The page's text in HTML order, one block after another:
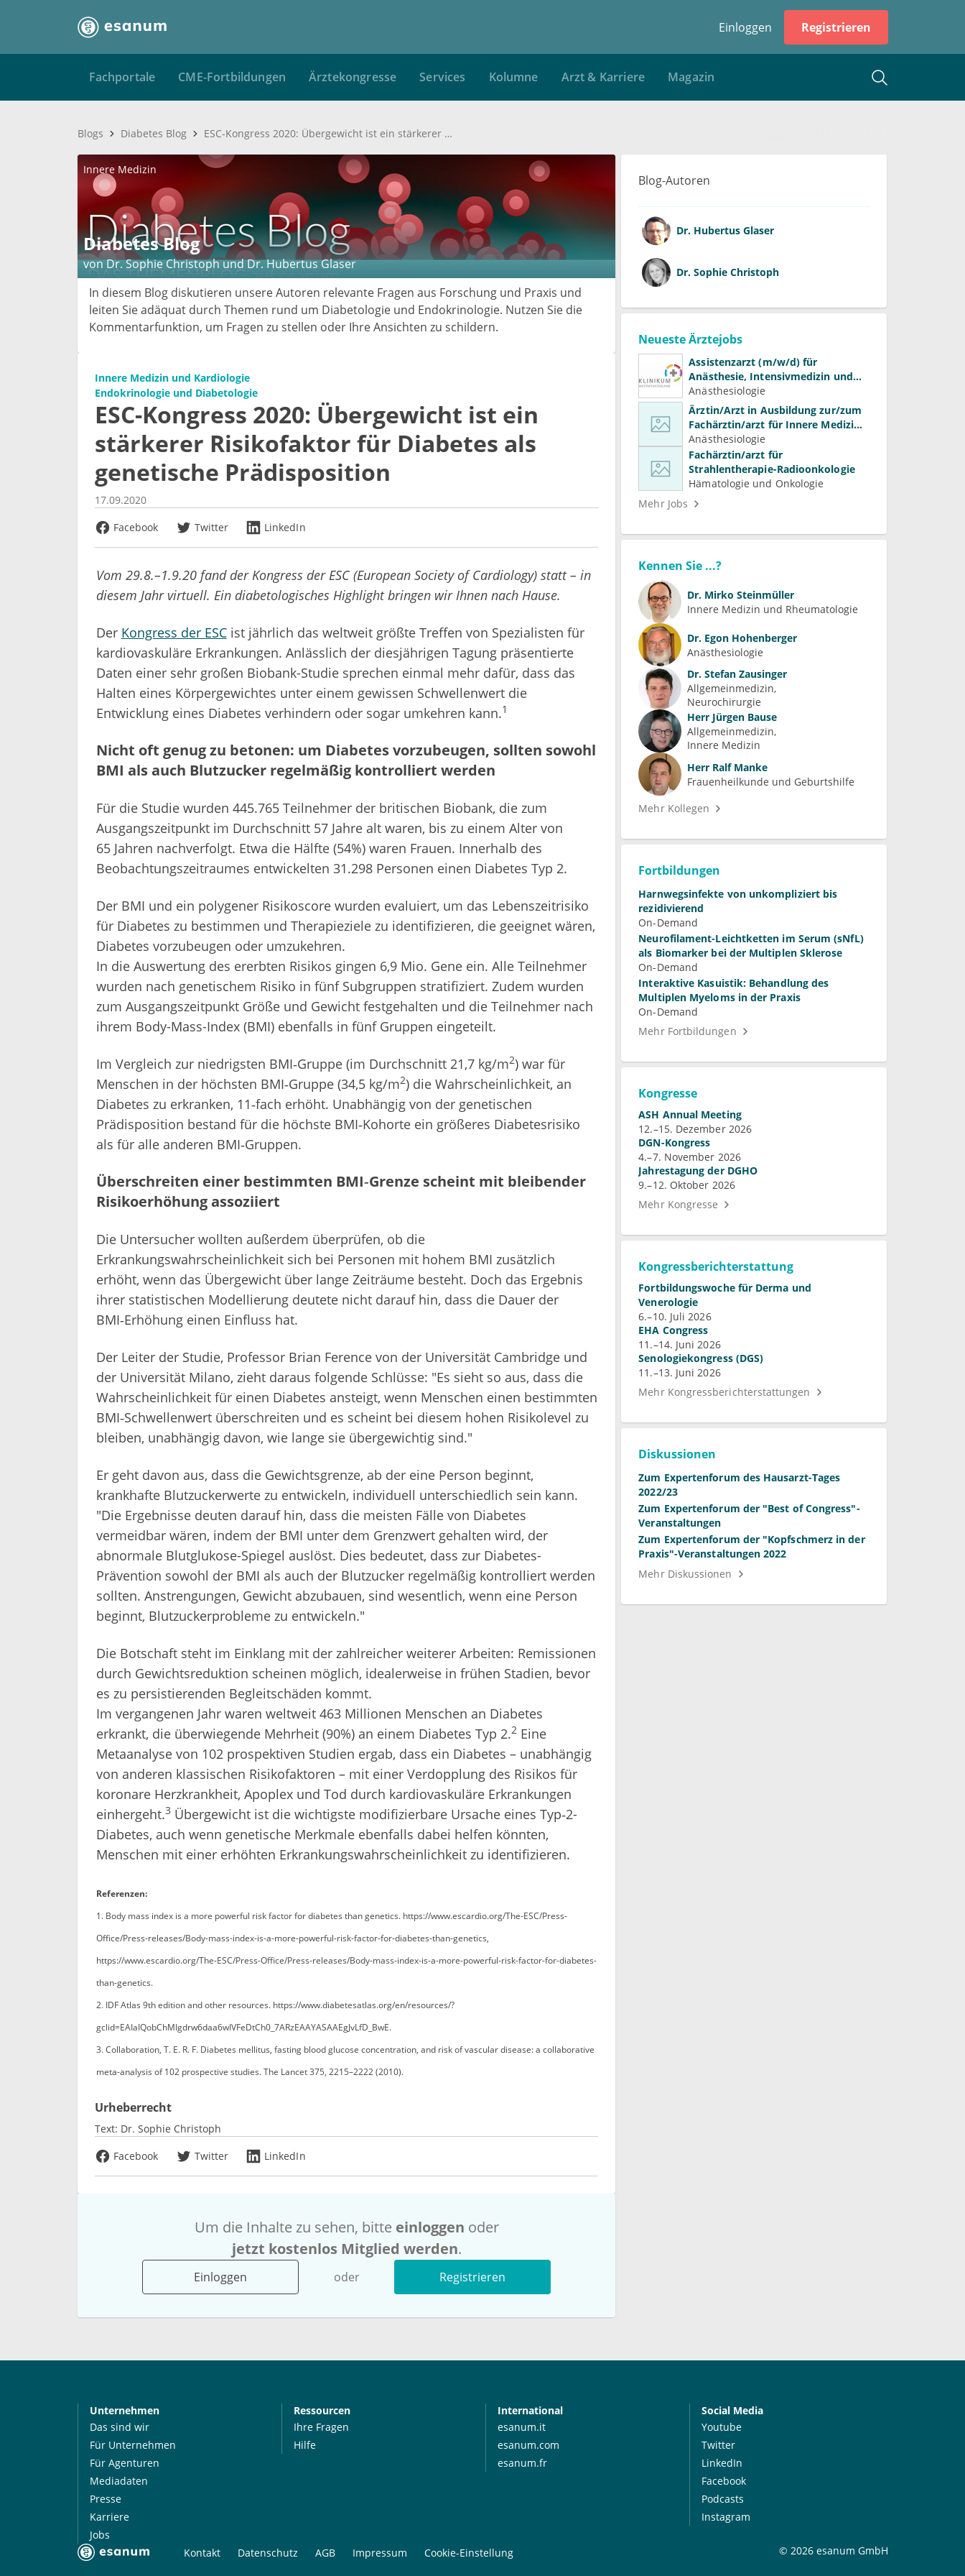
Einloggen Registrieren
Fachportale CME-Fortbildungen Ärztekongresse Services Kolumne Arzt & Karriere Magazin
Blogs Diabetes Blog ESC-Kongress 2020: Übergewicht ist ein stärkerer Risikofaktor für Diabetes als genetische Prädisposition
Innere Medizin
Diabetes Blog
von Dr. Sophie Christoph und Dr. Hubertus Glaser
In diesem Blog diskutieren unsere Autoren relevante Fragen aus Forschung und Praxis und
leiten Sie adäquat durch Themen rund um Diabetologie und Endokrinologie. Nutzen Sie die
Kommentarfunktion, um Fragen zu stellen oder Ihre Ansichten zu schildern.
Innere Medizin und Kardiologie
Endokrinologie und Diabetologie
ESC-Kongress 2020: Übergewicht ist ein
stärkerer Risikofaktor für Diabetes als
genetische Prädisposition
17.09.2020
Facebook
Twitter LinkedIn
Vom 29.8.–1.9.20 fand der Kongress der ESC (European Society of Cardiology) statt – in
diesem Jahr virtuell. Ein diabetologisches Highlight bringen wir Ihnen nach Hause.
Der Kongress der ESCist jährlich das weltweit größte Treffen von Spezialisten für
kardiovaskuläre Erkrankungen. Anlässlich der diesjährigen Tagung präsentierte
Daten einer sehr großen Biobank-Studie sprechen einmal mehr dafür, dass das
Halten eines Körpergewichtes unter einem gewissen Schwellenwert die
Entwicklung eines Diabetes verhindern oder sogar umkehren kann.1
Nicht oft genug zu betonen: um Diabetes vorzubeugen, sollten sowohl
BMI als auch Blutzucker regelmäßig kontrolliert werden
Für die Studie wurden 445.765 Teilnehmer der britischen Biobank, die zum
Ausgangszeitpunkt im Durchschnitt 57 Jahre alt waren, bis zu einem Alter von
65 Jahren nachverfolgt. Etwa die Hälfte (54%) waren Frauen. Innerhalb des
Beobachtungszeitraumes entwickelten 31.298 Personen einen Diabetes Typ 2.
Der BMI und ein polygener Risikoscore wurden evaluiert, um das Lebenszeitrisiko
für Diabetes zu bestimmen und Therapieziele zu identifizieren, die geeignet wären,
Diabetes vorzubeugen oder umzukehren.
In die Auswertung des ererbten Risikos gingen 6,9 Mio. Gene ein. Alle Teilnehmer
wurden nach genetischem Risiko in fünf Subgruppen stratifiziert. Zudem wurden
zum Ausgangszeitpunkt Größe und Gewicht festgehalten und die Teilnehmer nach
ihrem Body-Mass-Index (BMI) ebenfalls in fünf Gruppen eingeteilt.
Im Vergleich zur niedrigsten BMI‑Gruppe (im Durchschnitt 21,7 kg/m2) war für
Menschen in der höchsten BMI‑Gruppe (34,5 kg/m2) die Wahrscheinlichkeit, an
Diabetes zu erkranken, 11‑fach erhöht. Unabhängig von der genetischen
Prädisposition bestand für die höchste BMI‑Kohorte ein größeres Diabetesrisiko
als für alle anderen BMI‑Gruppen.
Überschreiten einer bestimmten BMI‑Grenze scheint mit bleibender
Risikoerhöhung assoziiert
Die Untersucher wollten außerdem überprüfen, ob die
Erkrankungswahrscheinlichkeit sich bei Personen mit hohem BMI zusätzlich
erhöht, wenn das Übergewicht über lange Zeiträume besteht. Doch das Ergebnis
ihrer statistischen Modellierung deutete nicht darauf hin, dass die Dauer der
BMI‑Erhöhung einen Einfluss hat.
Der Leiter der Studie, Professor Brian Ference von der Universität Cambridge und
der Universität Milano, zieht daraus folgende Schlüsse: "Es sieht so aus, dass die
Wahrscheinlichkeit für einen Diabetes ansteigt, wenn Menschen einen bestimmten
BMI‑Schwellenwert überschreiten und es scheint bei diesem hohen Risikolevel zu
bleiben, unabhängig davon, wie lange sie übergewichtig sind."
Er geht davon aus, dass die Gewichtsgrenze, ab der eine Person beginnt,
krankhafte Blutzuckerwerte zu entwickeln, individuell unterschiedlich sein kann.
"Die Ergebnisse deuten darauf hin, dass die meisten Fälle von Diabetes
vermeidbar wären, indem der BMI unter dem Grenzwert gehalten wird, der
abnormale Blutglukose-Spiegel auslöst. Dies bedeutet, dass zur Diabetes-
Prävention sowohl der BMI als auch der Blutzucker regelmäßig kontrolliert werden
sollten. Anstrengungen, Gewicht abzubauen, sind wesentlich, wenn eine Person
beginnt, Blutzuckerprobleme zu entwickeln."
Die Botschaft steht im Einklang mit der zahlreicher weiterer Arbeiten: Remissionen
durch Gewichtsreduktion scheinen möglich, idealerweise in frühen Stadien, bevor
es zu persistierenden Begleitschäden kommt.
Im vergangenen Jahr waren weltweit 463 Millionen Menschen an Diabetes
erkrankt, die überwiegende Mehrheit (90%) an einem Diabetes Typ 2.2Eine
Metaanalyse von 102 prospektiven Studien ergab, dass ein Diabetes – unabhängig
von anderen klassischen Risikofaktoren – mit einer Verdopplung des Risikos für
koronare Herzkrankheit, Apoplex und Tod durch kardiovaskuläre Erkrankungen
einhergeht.3 Übergewicht ist die wichtigste modifizierbare Ursache eines Typ‑2-
Diabetes, auch wenn genetische Merkmale ebenfalls dabei helfen könnten,
Menschen mit einer erhöhten Erkrankungswahrscheinlichkeit zu identifizieren.
Referenzen:
1. Body mass index is a more powerful risk factor for diabetes than genetics. https://www.escardio.org/The-ESC/Press-
Office/Press-releases/Body-mass-index-is-a-more-powerful-risk-factor-for-diabetes-than-genetics,
https://www.escardio.org/The-ESC/Press-Office/Press-releases/Body-mass-index-is-a-more-powerful-risk-factor-for-diabetes-
than-genetics.
2. IDF Atlas 9th edition and other resources. https://www.diabetesatlas.org/en/resources/?
gclid=EAIaIQobChMIgdrw6daa6wIVFeDtCh0_7ARzEAAYASAAEgJvLfD_BwE.
3. Collaboration, T. E. R. F. Diabetes mellitus, fasting blood glucose concentration, and risk of vascular disease: a collaborative
meta-analysis of 102 prospective studies. The Lancet 375, 2215–2222 (2010).
Urheberrecht
Text: Dr. Sophie Christoph
Facebook
Twitter LinkedIn
Um die Inhalte zu sehen, bitte einloggen oder
jetzt kostenlos Mitglied werden.
Einloggen oder Registrieren
Blog-Autoren
Dr. Hubertus Glaser
Dr. Sophie Christoph
Neueste Ärztejobs
Assistenzarzt (m/w/d) für
Anästhesie, Intensivmedizin und
Schmerztherapie
Anästhesiologie
Ärztin/Arzt in Ausbildung zur/zum
Fachärztin/arzt für Innere Medizin
(Kardiologie, Nephrologie,
Intensivmedizin)
Anästhesiologie
Fachärztin/arzt für
Strahlentherapie-Radioonkologie
Hämatologie und Onkologie
Mehr Jobs
Kennen Sie ...?
Dr. Mirko Steinmüller
Innere Medizin und Rheumatologie
Dr. Egon Hohenberger
Anästhesiologie
Dr. Stefan Zausinger
Allgemeinmedizin
Neurochirurgie
Herr Jürgen Bause
Allgemeinmedizin
Innere Medizin
Herr Ralf Manke
Frauenheilkunde und Geburtshilfe
Mehr Kollegen
Fortbildungen
Harnwegsinfekte von unkompliziert bis
rezidivierend
On-Demand
Neurofilament-Leichtketten im Serum (sNfL)
als Biomarker bei der Multiplen Sklerose
On-Demand
Interaktive Kasuistik: Behandlung des
Multiplen Myeloms in der Praxis
On-Demand
Mehr Fortbildungen
Kongresse
ASH Annual Meeting
12.–15. Dezember 2026
DGN-Kongress
4.–7. November 2026
Jahrestagung der DGHO
9.–12. Oktober 2026
Mehr Kongresse
Kongressberichterstattung
Fortbildungswoche für Derma und
Venerologie
6.–10. Juli 2026
EHA Congress
11.–14. Juni 2026
Senologiekongress (DGS)
11.–13. Juni 2026
Mehr Kongressberichterstattungen
Diskussionen
Zum Expertenforum des Hausarzt-Tages
2022/23
Zum Expertenforum der "Best of Congress"-
Veranstaltungen
Zum Expertenforum der "Kopfschmerz in der
Praxis"-Veranstaltungen 2022
Mehr Diskussionen
Unternehmen
Das sind wir
Für Unternehmen
Für Agenturen
Mediadaten
Presse
Karriere
Jobs
Ressourcen
Ihre Fragen
Hilfe
International
esanum.it
esanum.com
esanum.fr
Social Media
Youtube
Twitter
LinkedIn
Facebook
Podcasts
Instagram
Kontakt Datenschutz AGB Impressum Cookie-Einstellung © 2026 esanum GmbH